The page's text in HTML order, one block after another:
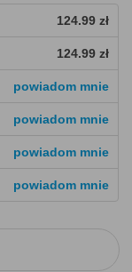
124.99 zł
124.99 zł
powiadom mnie
powiadom mnie
powiadom mnie
powiadom mnie